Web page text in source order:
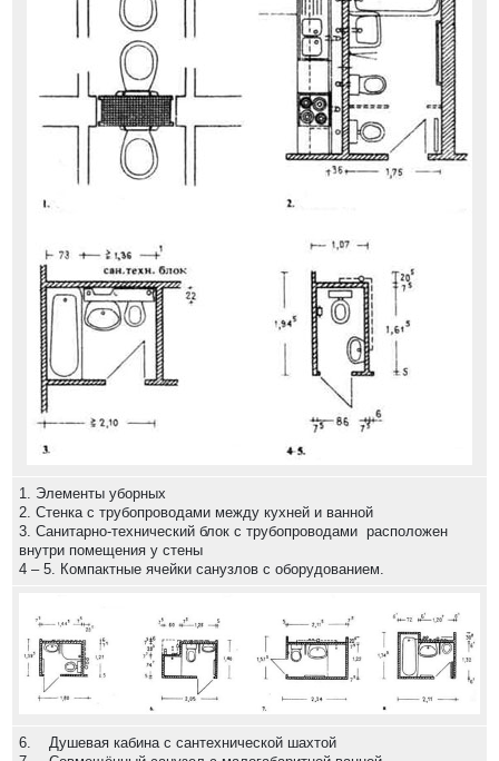
1. Элементы уборных
2. Стенка с трубопроводами между кухней и ванной
3. Санитарно-технический блок с трубопроводами расположен
внутри помещения у стены
4 – 5. Компактные ячейки санузлов с оборудованием.
6. Душевая кабина с сантехнической шахтой